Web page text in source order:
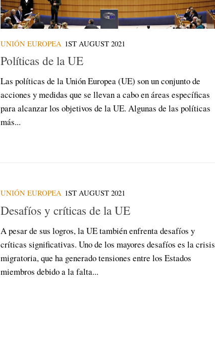
UNIÓN EUROPEA 1ST AUGUST 2021
Políticas de la UE
Las políticas de la Unión Europea (UE) son un conjunto de
acciones y medidas que se llevan a cabo en áreas específicas
para alcanzar los objetivos de la UE. Algunas de las políticas
más...
UNIÓN EUROPEA 1ST AUGUST 2021
Desafíos y críticas de la UE
A pesar de sus logros, la UE también enfrenta desafíos y
críticas significativas. Uno de los mayores desafíos es la crisis
migratoria, que ha generado tensiones entre los Estados
miembros debido a la falta...